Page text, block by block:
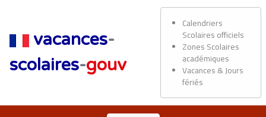
vacances-
scolaires-gouv
Calendriers
Scolaires officiels
Zones Scolaires
académiques
Vacances & Jours
fériés